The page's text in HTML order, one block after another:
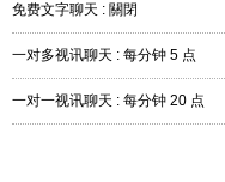
免费文字聊天 : 關閉
一对多视讯聊天 : 每分钟 5 点
一对一视讯聊天 : 每分钟 20 点